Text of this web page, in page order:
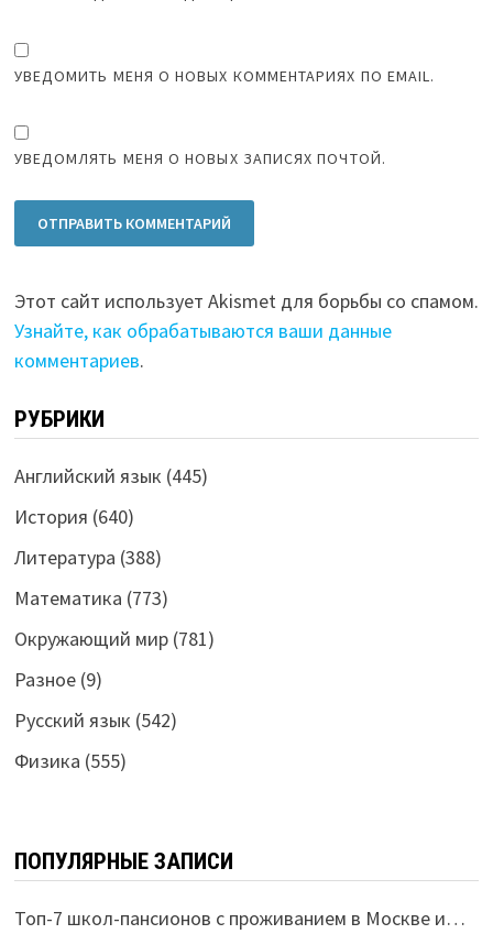
УВЕДОМИТЬ МЕНЯ О НОВЫХ КОММЕНТАРИЯХ ПО EMAIL.
УВЕДОМЛЯТЬ МЕНЯ О НОВЫХ ЗАПИСЯХ ПОЧТОЙ.
Этот сайт использует Akismet для борьбы со спамом.
Узнайте, как обрабатываются ваши данные
комментариев.
РУБРИКИ
Английский язык (445)
История (640)
Литература (388)
Математика (773)
Окружающий мир(781)
Разное(9)
Русский язык (542)
Физика (555)
ПОПУЛЯРНЫЕ ЗАПИСИ
Топ-7 школ-пансионов с проживанием в Москве и…